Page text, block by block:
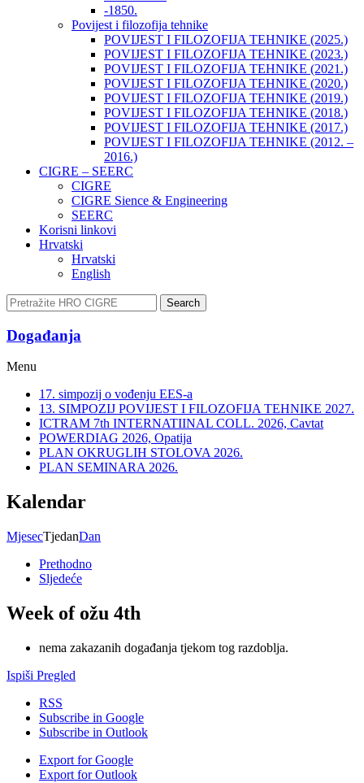
-1850.
Povijest i filozofija tehnike
POVIJEST I FILOZOFIJA TEHNIKE (2025.)
POVIJEST I FILOZOFIJA TEHNIKE (2023.)
POVIJEST I FILOZOFIJA TEHNIKE (2021.)
POVIJEST I FILOZOFIJA TEHNIKE (2020.)
POVIJEST I FILOZOFIJA TEHNIKE (2019.)
POVIJEST I FILOZOFIJA TEHNIKE (2018.)
POVIJEST I FILOZOFIJA TEHNIKE (2017.)
POVIJEST I FILOZOFIJA TEHNIKE (2012. –
2016.)
CIGRE – SEERC
CIGRE
CIGRE Sience & Engineering
SEERC
Korisni linkovi
Hrvatski
Hrvatski
English
Search
Događanja​
Menu
17. simpozij o vođenju EES-a
13. SIMPOZIJ POVIJEST I FILOZOFIJA TEHNIKE 2027.
ICTRAM 7th INTERNATIINAL COLL. 2026, Cavtat
POWERDIAG 2026, Opatija
PLAN OKRUGLIH STOLOVA 2026.
PLAN SEMINARA 2026.
Kalendar
MjesecTjedanDan
Prethodno
Sljedeće
Week of ožu 4th
nema zakazanih događanja tjekom tog razdoblja.
Ispiši Pregled
RSS
Subscribe in Google
Subscribe in Outlook
Export forGoogle
Export forOutlook